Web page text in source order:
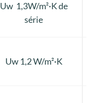
Uw 1,3W/m²·K de
série
Uw 1,2 W/m²·K